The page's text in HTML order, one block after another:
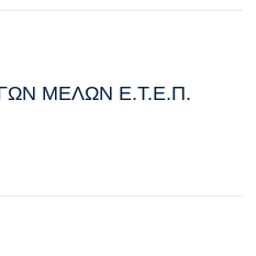
ΜΕΛΩΝ Ε.Τ.Ε.Π.